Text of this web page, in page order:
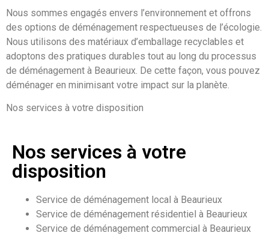
Nous sommes engagés envers l’environnement et offrons
des options de déménagement respectueuses de l’écologie.
Nous utilisons des matériaux d’emballage recyclables et
adoptons des pratiques durables tout au long du processus
de déménagement à Beaurieux. De cette façon, vous pouvez
déménager en minimisant votre impact sur la planète.
Nos services à votre disposition
Nos services à votre
disposition
Service de déménagement local à Beaurieux
Service de déménagement résidentiel à Beaurieux
Service de déménagement commercial à Beaurieux